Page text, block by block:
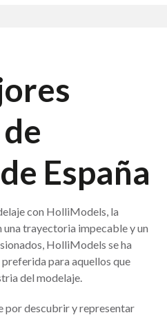
España
con HolliModels, la
una trayectoria impecable y un
HolliModels se ha
para aquellos que
del modelaje.
por descubrir y representar